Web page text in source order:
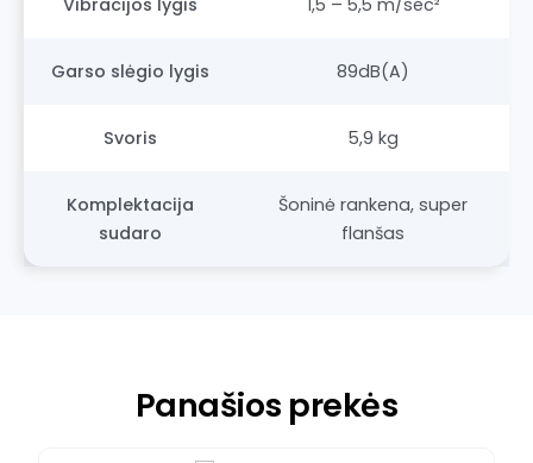
Garso slėgio lygis 89dB(A)
Svoris 5,9 kg
Komplektacija
sudaro
Šoninė rankena, super
flanšas
Panašios prekės